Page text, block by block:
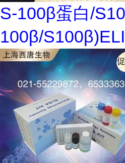
S-100β蛋白/
100β/